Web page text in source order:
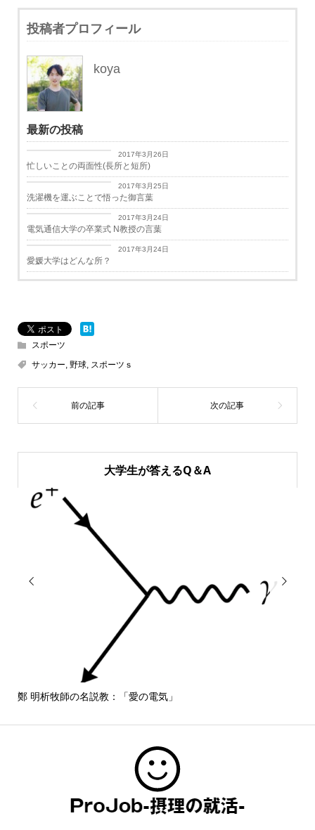
投稿者プロフィール
koya
最新の投稿
2017年3月26日
忙しいことの両面性(長所と短所)
日々思うこと
2017年3月25日
洗濯機を運ぶことで悟った御言葉
学生生活
2017年3月24日
電気通信大学の卒業式 N教授の言葉
学生生活
2017年3月24日
愛媛大学はどんな所？
スポーツ
サッカー 野球, スポーツｓ
大学生が答えるQ＆A

鄭 明析牧師の名説教：「愛の電気」
